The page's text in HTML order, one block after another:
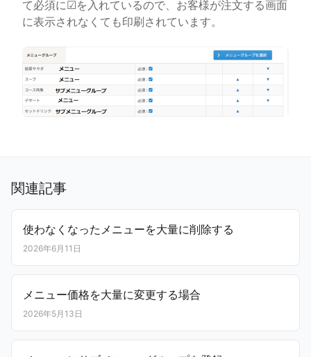
て必須に☑を入れているので、お客様が注文する画面
に表示されなくても印刷されています。
関連記事
使わなくなったメニューを大量に削除する
2026年6月11日
メニュー価格を大量に変更する場合
2026年5月13日